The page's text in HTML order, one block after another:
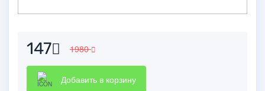
147 1980
Добавить в корзину